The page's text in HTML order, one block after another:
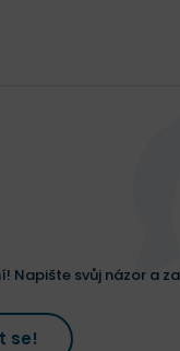
svůj názor a
se!